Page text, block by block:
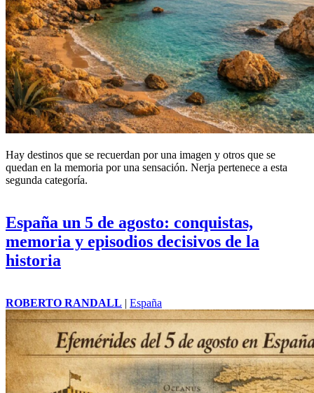
Hay destinos que se recuerdan por una imagen y otros que se
quedan en la memoria por una sensación. Nerja pertenece a esta
segunda categoría.
España un 5 de agosto: conquistas,
memoria y episodios decisivos de la
historia
ROBERTO RANDALL | España